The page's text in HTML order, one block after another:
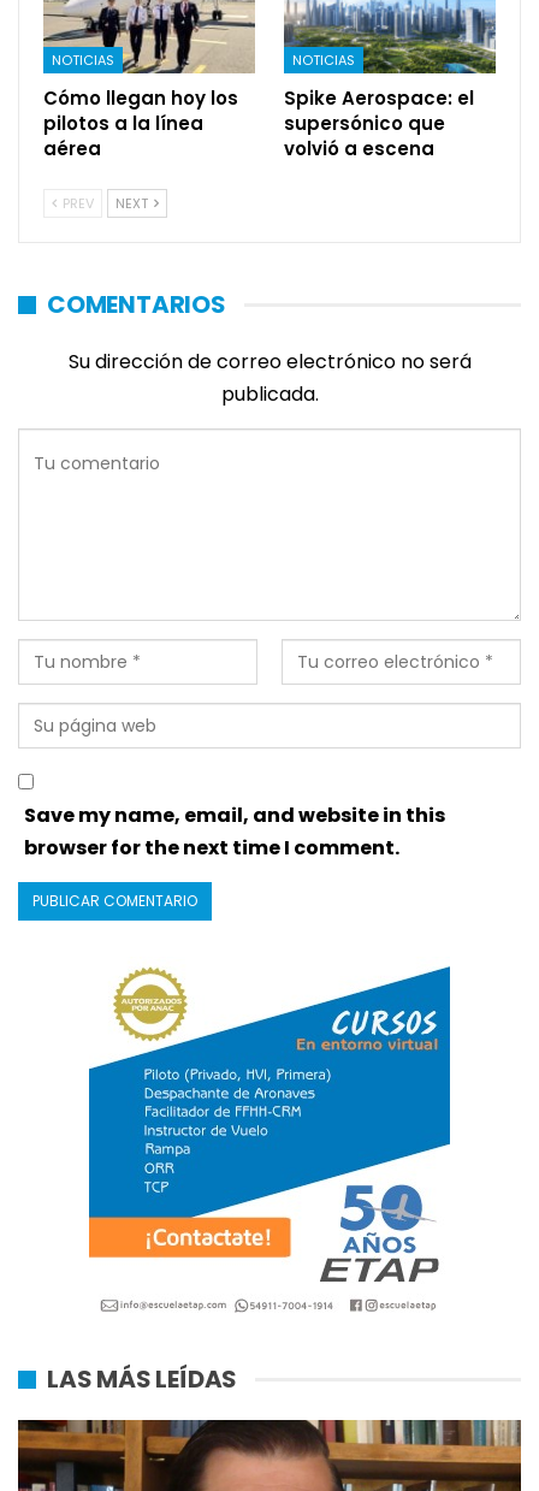
NOTICIAS
Cómo llegan hoy los
pilotos a la línea
aérea
NOTICIAS
Spike Aerospace: el
supersónico que
volvió a escena
PREV NEXT
COMENTARIOS
Su dirección de correo electrónico no será
publicada.
Save my name, email, and website in this
browser for the next time I comment.
LAS MÁS LEÍDAS